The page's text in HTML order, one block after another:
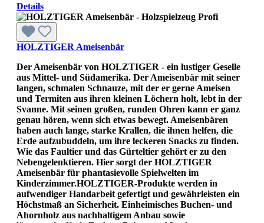
Details
HOLZTIGER Ameisenbär
Der Ameisenbär von HOLZTIGER - ein lustiger Geselle
aus Mittel- und Südamerika. Der Ameisenbär mit seiner
langen, schmalen Schnauze, mit der er gerne Ameisen
und Termiten aus ihren kleinen Löchern holt, lebt in der
Svanne. Mit seinen großen, runden Ohren kann er ganz
genau hören, wenn sich etwas bewegt. Ameisenbären
haben auch lange, starke Krallen, die ihnen helfen, die
Erde aufzubuddeln, um ihre leckeren Snacks zu finden.
Wie das Faultier und das Gürteltier gehört er zu den
Nebengelenktieren. Hier sorgt der HOLZTIGER
Ameisenbär für phantasievolle Spielwelten im
Kinderzimmer.HOLZTIGER-Produkte werden in
aufwendiger Handarbeit gefertigt und gewährleisten ein
Höchstmaß an Sicherheit. Einheimisches Buchen- und
Ahornholz aus nachhaltigem Anbau sowie